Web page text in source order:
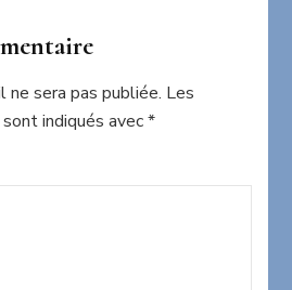
ne sera pas publiée. Les
indiqués avec*